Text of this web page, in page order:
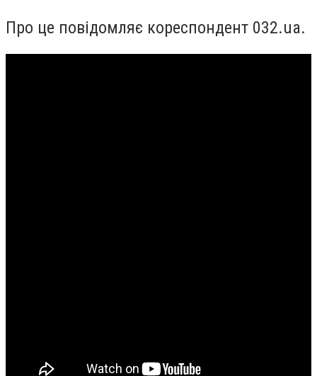
Про це повідомляє кореспондент 032.ua.